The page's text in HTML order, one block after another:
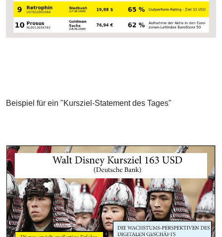
Beispiel für ein "Kursziel-Statement des Tages"